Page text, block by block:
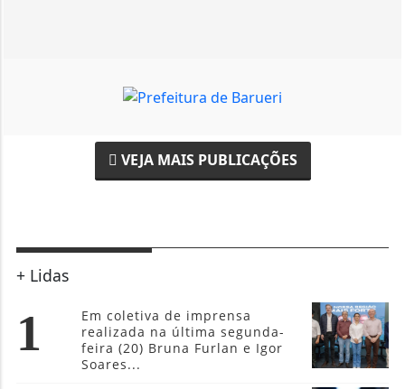
VEJA MAIS PUBLICAÇÕES
+ Lidas
1
Em coletiva de imprensa
realizada na última segunda-
feira (20) Bruna Furlan e Igor
Soares...